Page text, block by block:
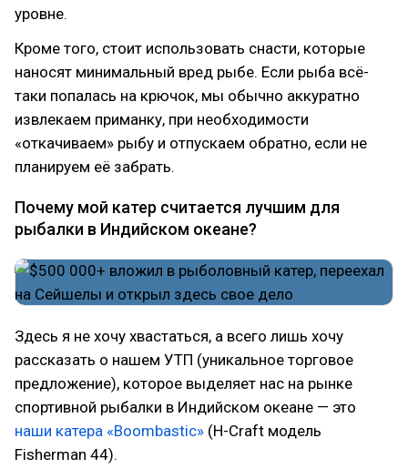
уровне.
Кроме того, стоит использовать снасти, которые
наносят минимальный вред рыбе. Если рыба всё-
таки попалась на крючок, мы обычно аккуратно
извлекаем приманку, при необходимости
«откачиваем» рыбу и отпускаем обратно, если не
планируем её забрать.
Почему мой катер считается лучшим для
рыбалки в Индийском океане?
Здесь я не хочу хвастаться, а всего лишь хочу
рассказать о нашем УТП (уникальное торговое
предложение), которое выделяет нас на рынке
спортивной рыбалки в Индийском океане — это
наши катера «Boombastic» (H-Craft модель
Fisherman 44).